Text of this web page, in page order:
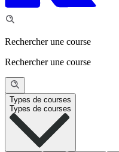
Rechercher une course
Rechercher une course
Types de courses
Types de courses